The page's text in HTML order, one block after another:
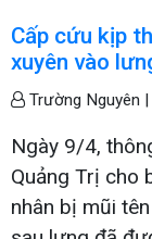
Cấp cứu kịp
xuyên vào
Trường Nguyên |
Ngày 9/4,
Quảng Trị cho
nhân bị mũi